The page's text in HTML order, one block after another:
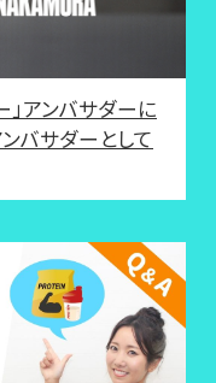
」アンバサダーに
バサダーとして